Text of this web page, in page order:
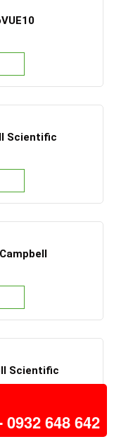
Scientific
Scientific
0932 648 642